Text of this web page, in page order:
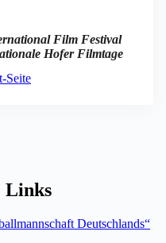
Film Festival
Hofer Filmtage
Seite
Links
Deutschlands“